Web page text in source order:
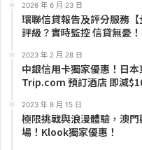
2026 年 6 月 23 日
環聯信貸報告及評分服務
評級？實時監控 信貸無憂！
2023 年 2 月 28 日
中銀信用卡獨家優惠！日
Trip.com 預訂酒店 即減
2023 年 8 月 15 日
極限挑戰與浪漫體驗，澳
場！Klook獨家優惠！